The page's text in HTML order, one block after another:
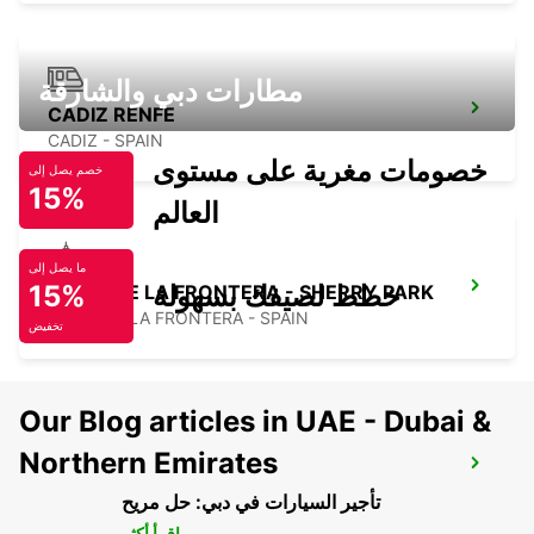
CADIZ RENFE
CADIZ - SPAIN
JEREZ DE LA FRONTERA - SHERRY PARK
JEREZ DE LA FRONTERA - SPAIN
JEREZ DE LA FRONTERA AIRPORT
JEREZ DE LA FRONTERA - SPAIN
مطارات دبي والشارقة
خصم يصل إلى
15%
خصومات مغرية على مستوى
العالم
ما يصل إلى
15%
تخفيض
خطط لصيفك بسهولة
Our Blog articles in UAE - Dubai &
Northern Emirates
تأجير السيارات في دبي: حل مريح